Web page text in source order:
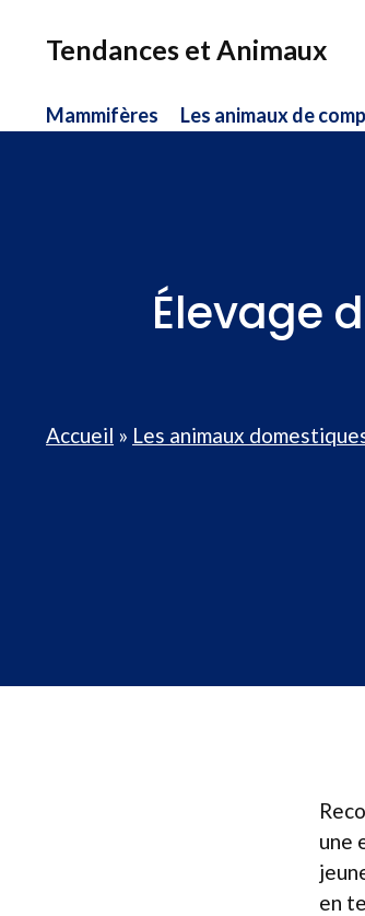
Tendances et Animaux
Mammifères Les animaux de
Élevage
Accueil » Les animaux
une
en